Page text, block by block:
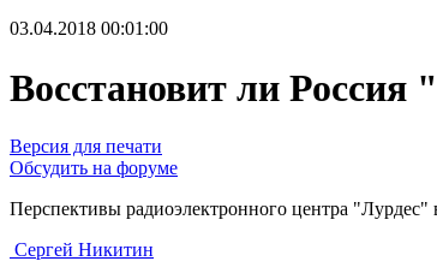
03.04.2018 00:01:00
Восстановит ли
Версия для печати
Обсудить на форуме
Перспективы радиоэлектронного центра
Сергей Никитин